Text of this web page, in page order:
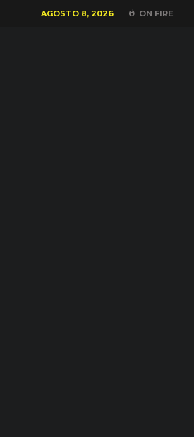
AGOSTO 8, 2026 ON FIRE